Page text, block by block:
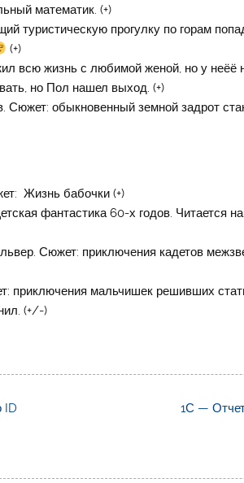
математик. (+)
туристическую прогулку по горам
(+)
всю жизнь с любимой женой, но у неёё
но Пол нашел выход. (+)
Сюжет: обыкновенный земной задрот
Жизнь бабочки (+)
фантастика 60-х годов. Читается
Сюжет: приключения кадетов
приключения мальчишек решивших
(+/-)
ID 1С —